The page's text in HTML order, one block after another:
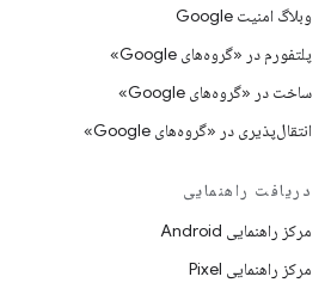
وبلاگ امنیت Google
پلتفورم در «گروه‌های Google»
ساخت در «گروه‌های Google»
انتقال‌پذیری در «گروه‌های Google»
دریافت راهنمایی
مرکز راهنمایی Android
مرکز راهنمایی Pixel